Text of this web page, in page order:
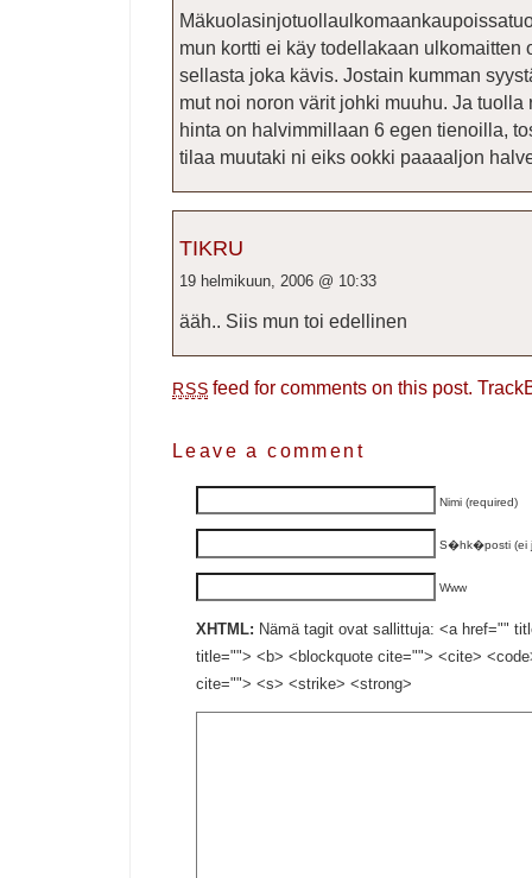
mun kortti ei käy todellakaan ulkomaitten
sellasta joka kävis. Jostain kumman
mut noi noron värit johki muuhu. Ja
hinta on halvimmillaan 6 egen tienoilla,
tilaa muutaki ni eiks ookki paaaaljon
TIKRU
19 helmikuun, 2006 @ 10:33
ääh.. Siis mun toi edellinen
RSS feed for comments on this post.
Leave a comment
Nimi (required)
S�hk�posti (ei
Www
XHTML: Nämä tagit ovat sallittuja: <a href=""
title=""> <b> <blockquote cite=""> <cite>
cite=""> <s> <strike> <strong>